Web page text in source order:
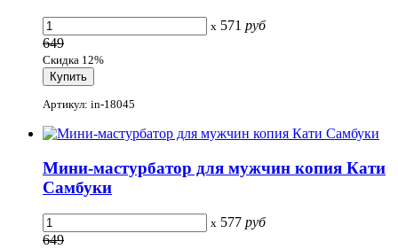
x 571 руб
649
Скидка 12%
Артикул: in-18045
Мини-мастурбатор для мужчин копия Кати
Самбуки
x 577 руб
649